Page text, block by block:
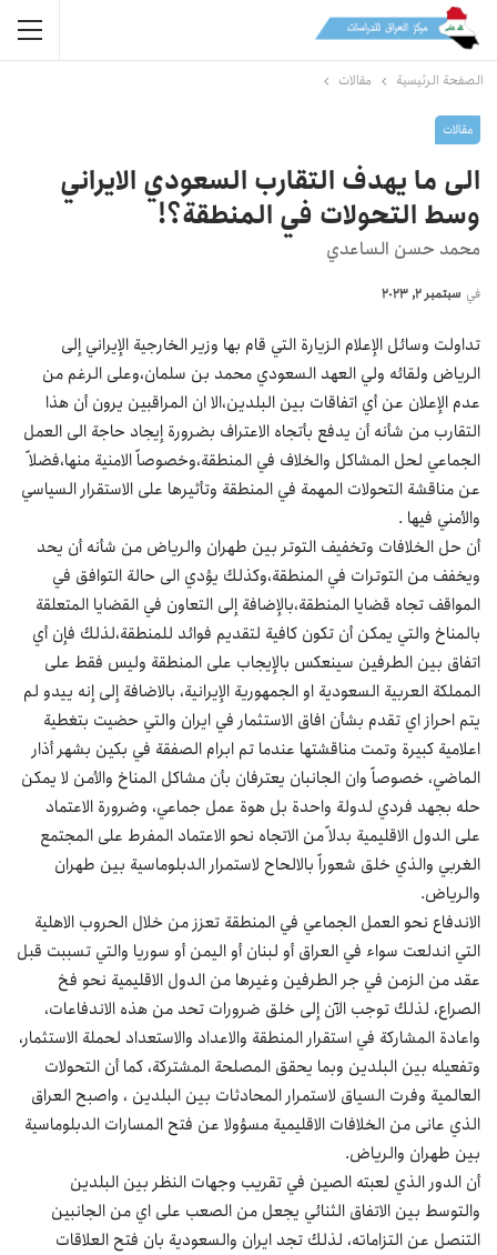
الصفحة الرئيسية مقالات
مقالات
الى ما يهدف التقارب السعودي الايراني
وسط التحولات في المنطقة؟!
محمد حسن الساعدي
في سبتمبر 2, 2023
تداولت وسائل الإعلام الزيارة التي قام بها وزير الخارجية الإيراني إلى
الرياض ولقائه ولي العهد السعودي محمد بن سلمان،وعلى الرغم من
عدم الإعلان عن أي اتفاقات بين البلدين،الا ان المراقبين يرون أن هذا
التقارب من شأنه أن يدفع بأتجاه الاعتراف بضرورة إيجاد حاجة الى العمل
الجماعي لحل المشاكل والخلاف في المنطقة،وخصوصاً الامنية منها،فضلاً
عن مناقشة التحولات المهمة في المنطقة وتأثيرها على الاستقرار السياسي
والأمني فيها .
أن حل الخلافات وتخفيف التوتر بين طهران والرياض من شأنه أن يحد
ويخفف من التوترات في المنطقة،وكذلك يؤدي الى حالة التوافق في
المواقف تجاه قضايا المنطقة،بالإضافة إلى التعاون في القضايا المتعلقة
بالمناخ والتي يمكن أن تكون كافية لتقديم فوائد للمنطقة،لذلك فإن أي
اتفاق بين الطرفين سينعكس بالإيجاب على المنطقة وليس فقط على
المملكة العربية السعودية او الجمهورية الإيرانية، بالاضافة إلى إنه ييدو لم
يتم احراز اي تقدم بشأن افاق الاستثمار في ايران والتي حضيت بتغطية
اعلامية كبيرة وتمت مناقشتها عندما تم ابرام الصفقة في بكين بشهر أذار
الماضي، خصوصاً وان الجانبان يعترفان بأن مشاكل المناخ والأمن لا يمكن
حله بجهد فردي لدولة واحدة بل هوة عمل جماعي، وضرورة الاعتماد
على الدول الاقليمية بدلاً من الاتجاه نحو الاعتماد المفرط على المجتمع
الغربي والذي خلق شعوراً بالالحاح لاستمرار الدبلوماسية بين طهران
والرياض.
الاندفاع نحو العمل الجماعي في المنطقة تعزز من خلال الحروب الاهلية
التي اندلعت سواء في العراق أو لبنان أو اليمن أو سوريا والتي تسببت قبل
عقد من الزمن في جر الطرفين وغيرها من الدول الاقليمية نحو فخ
الصراع، لذلك توجب الآن إلى خلق ضرورات تحد من هذه الاندفاعات،
واعادة المشاركة في استقرار المنطقة والاعداد والاستعداد لحملة الاستثمار،
وتفعيله بين البلدين وبما يحقق المصلحة المشتركة، كما أن التحولات
العالمية وفرت السياق لاستمرار المحادثات بين البلدين ، واصبح العراق
الذي عانى من الخلافات الاقليمية مسؤولا عن فتح المسارات الدبلوماسية
بين طهران والرياض.
أن الدور الذي لعبته الصين في تقريب وجهات النظر بين البلدين
والتوسط بين الاتفاق الثنائي يجعل من الصعب على اي من الجانبين
التنصل عن التزاماته، لذلك تجد ايران والسعودية بان فتح العلاقات